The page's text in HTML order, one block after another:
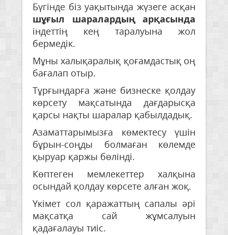
Бүгінде біз уақытында жүзеге асқан
шұғыл шаралардың арқасында
індеттің кең таралуына жол
бермедік.
Мұны халықаралық қоғамдастық оң
бағалап отыр.
Тұрғындарға және бизнеске қолдау
көрсету мақсатында дағдарысқа
қарсы нақты шаралар қабылдадық.
Азаматтарымызға көмектесу үшін
бұрын-соңды болмаған көлемде
қыруар қаржы бөлінді.
Көптеген мемлекеттер халқына
осындай қолдау көрсете алған жоқ.
Үкімет сол қаражаттың сапалы әрі
мақсатқа сай жұмсалуын
қадағалауы тиіс.